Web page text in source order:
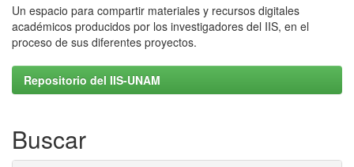
Un espacio para compartir materiales y recursos digitales
académicos producidos por los investigadores del IIS, en el
proceso de sus diferentes proyectos.
Repositorio del IIS-UNAM
Buscar